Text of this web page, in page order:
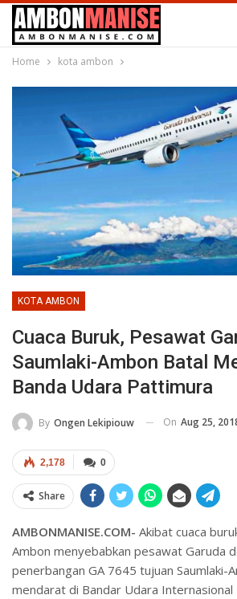
Home kota ambon
KOTA AMBON
Cuaca Buruk, Pesawat
Saumlaki-Ambon Batal
Banda Udara Pattimura
By Ongen Lekipiouw On Aug 25,
0
2,178
Share
AMBONMANISE.COM- Akibat cuaca
Ambon menyebabkan pesawat Garuda
penerbangan GA 7645 tujuan Saumlaki-
mendarat di Bandar Udara Internasional